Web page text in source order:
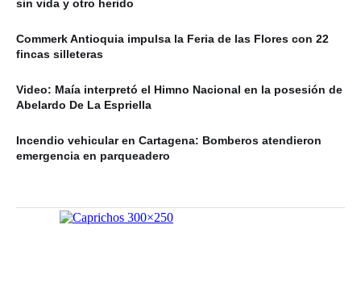
sin vida y otro herido
Commerk Antioquia impulsa la Feria de las Flores con 22
fincas silleteras
Video: Maía interpretó el Himno Nacional en la posesión de
Abelardo De La Espriella
Incendio vehicular en Cartagena: Bomberos atendieron
emergencia en parqueadero